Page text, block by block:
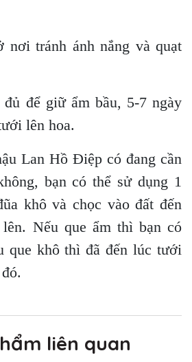
nơi tránh ánh nắng và quạt
để giữ ẩm bầu, 5-7 ngày
lên hoa.
Lan Hồ Điệp có đang cần
bạn có thể sử dụng 1
khô và chọc vào đất đến
Nếu que ẩm thì bạn có
que khô thì đã đến lúc tưới
liên quan